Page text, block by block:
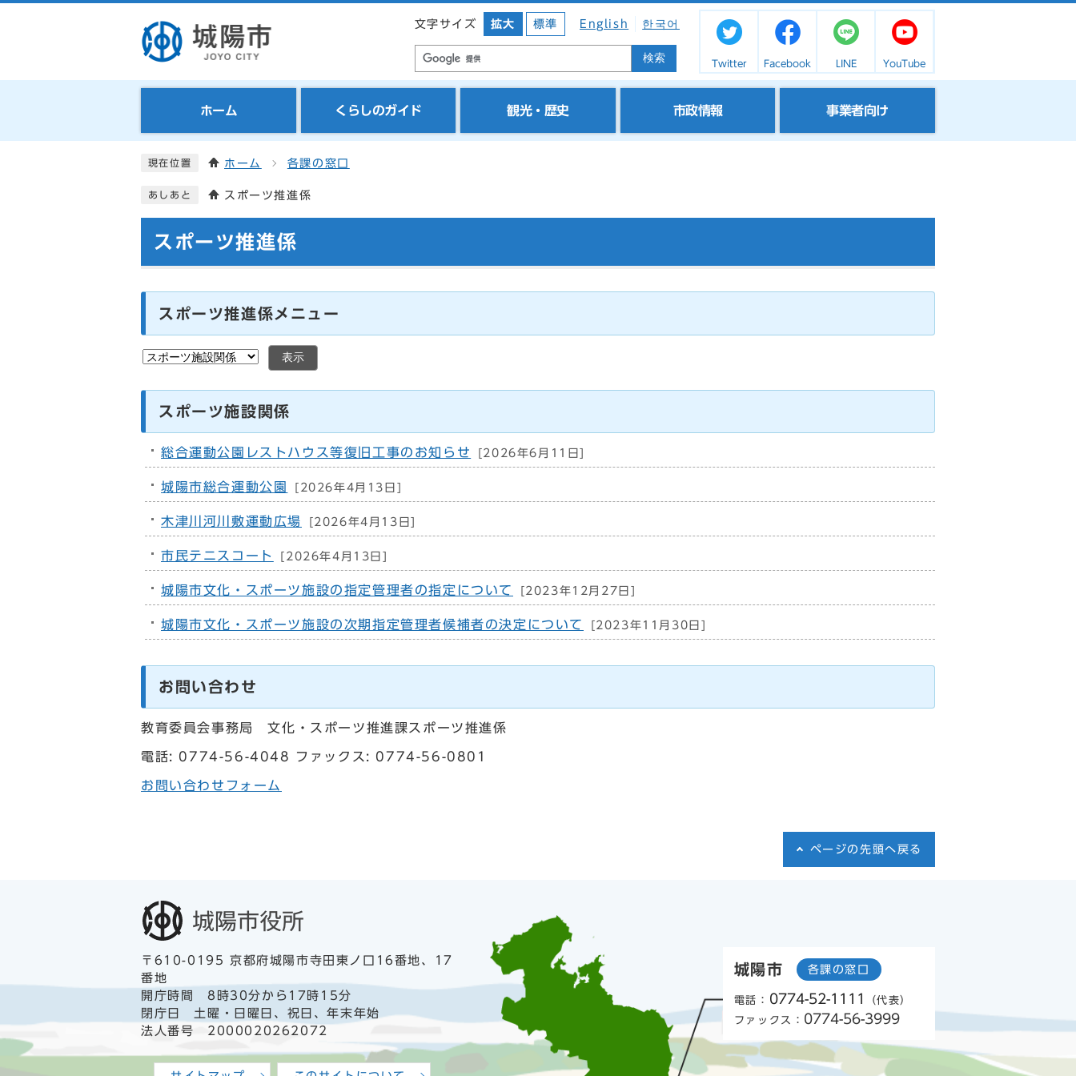
文字サイズ 拡大 標準 English 한국어
検索 Twitter Facebook LINE YouTube
ホーム くらしのガイド 観光・歴史 市政情報 事業者向け
現在位置 ホーム 各課の窓口
あしあと スポーツ推進係
スポーツ推進係
スポーツ推進係メニュー
表示
スポーツ施設関係
総合運動公園レストハウス等復旧工事のお知らせ [2026年6月11日]
城陽市総合運動公園 [2026年4月13日]
木津川河川敷運動広場 [2026年4月13日]
市民テニスコート [2026年4月13日]
城陽市文化・スポーツ施設の指定管理者の指定について [2023年12月27日]
城陽市文化・スポーツ施設の次期指定管理者候補者の決定について [2023年11月30日]
お問い合わせ
教育委員会事務局 文化・スポーツ推進課スポーツ推進係
電話: 0774-56-4048 ファックス: 0774-56-0801
お問い合わせフォーム
ページの先頭へ戻る
〒610-0195 京都府城陽市寺田東ノ口16番地、17
番地
開庁時間 8時30分から17時15分
閉庁日 土曜・日曜日、祝日、年末年始
法人番号 2000020262072
城陽市 各課の窓口
電話： 0774-52-1111
（代表）
ファックス： 0774-56-3999